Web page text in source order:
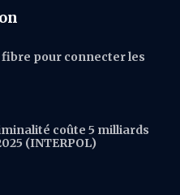
fibre pour connecter les
coûte 5 milliards
(INTERPOL)